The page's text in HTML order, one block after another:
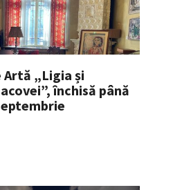
Artă „Ligia și
închisă până